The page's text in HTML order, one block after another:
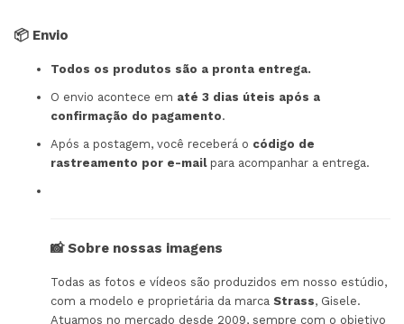
📦 Envio
Todos os produtos são a pronta entrega.
O envio acontece em até 3 dias úteis após a
confirmação do pagamento.
Após a postagem, você receberá o código de
rastreamento por e-mailpara acompanhar a entrega.
📸 Sobre nossas imagens
Todas as fotos e vídeos são produzidos em nosso estúdio,
com a modelo e proprietária da marca Strass, Gisele.
Atuamos no mercado desde 2009, sempre com o objetivo